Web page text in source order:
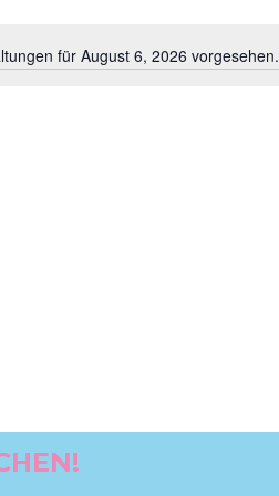
Hinweis
für August 6, 2026 vorgesehen.